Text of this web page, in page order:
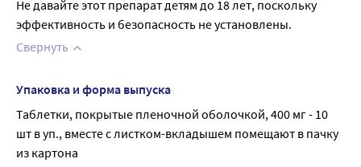
Не давайте этот препарат детям до 18 лет, поскольку
эффективность и безопасность не установлены.
Свернуть
Упаковка и форма выпуска
Таблетки, покрытые пленочной оболочкой, 400 мг - 10
шт в уп., вместе с листком-вкладышем помещают в пачку
из картона